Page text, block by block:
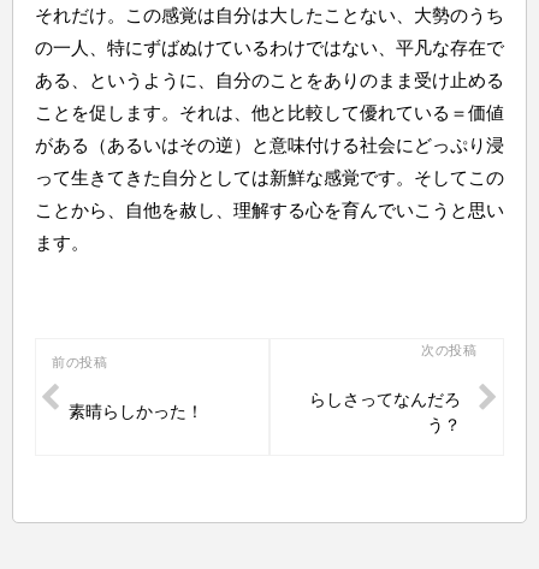
それだけ。この感覚は自分は大したことない、大勢のうち
の一人、特にずばぬけているわけではない、平凡な存在で
ある、というように、自分のことをありのまま受け止める
ことを促します。それは、他と比較して優れている＝価値
がある（あるいはその逆）と意味付ける社会にどっぷり浸
って生きてきた自分としては新鮮な感覚です。そしてこの
ことから、自他を赦し、理解する心を育んでいこうと思い
ます。
投
稿
ー
前の投稿
素晴らしかった！
次の投稿
らしさってなんだろ
う？